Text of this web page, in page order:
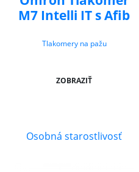
M7 Intelli IT s Afib
Tlakomery na pažu
ZOBRAZIŤ
Osobná starostlivosť